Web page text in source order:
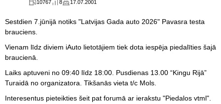
10767 8 17.07.2001
Sestdien 7.jūnijā notiks "Latvijas Gada auto 2026" Pavasra testa
brauciens.
Vienam līdz diviem iAuto lietotājiem tiek dota iespēja piedalīties šajā
braucienā.
Laiks aptuveni no 09:40 līdz 18:00. Pusdienas 13.00 “Kingu Rijā”
Turaidā no organizatora. Tikšanās vieta t/c Mols.
Interesentus pieteikties šeit pat forumā ar ierakstu "Piedalos vtml".